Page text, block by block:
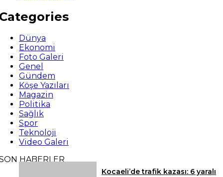
Dünya
Ekonomi
Foto Galeri
Genel
Gündem
Köşe Yazıları
Magazin
Politika
Sağlık
Spor
Teknoloji
Video Galeri
HABERLER
Kocaeli’de trafik kazası: 6 yaralı